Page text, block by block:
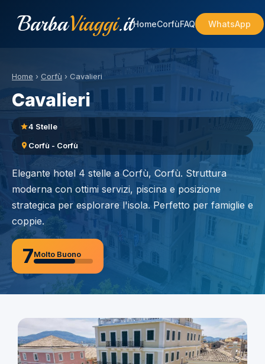
BarbaViaggi.itHomeCorfùFAQ WhatsApp
Home › Corfù › Cavalieri
Cavalieri
4 Stelle
Corfù - Corfù
Elegante hotel 4 stelle a Corfù, Corfù. Struttura
moderna con ottimi servizi, piscina e posizione
strategica per esplorare l'isola. Perfetto per famiglie e
coppie.
7Molto Buono